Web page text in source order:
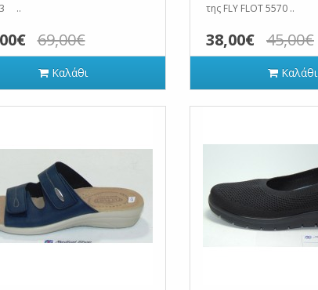
..
69,00€
Καλάθι
της FLY FLOT 5570 ..
38,00€ 45,00€
Καλάθι